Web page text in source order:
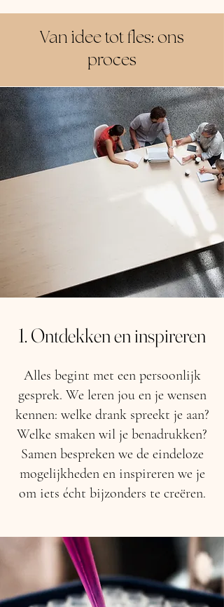
Van idee tot fles: ons
proces
1. Ontdekken en inspireren
Alles begint met een persoonlijk
gesprek. We leren jou en je wensen
kennen: welke drank spreekt je aan?
Welke smaken wil je benadrukken?
Samen bespreken we de eindeloze
mogelijkheden en inspireren we je
om iets écht bijzonders te creëren.